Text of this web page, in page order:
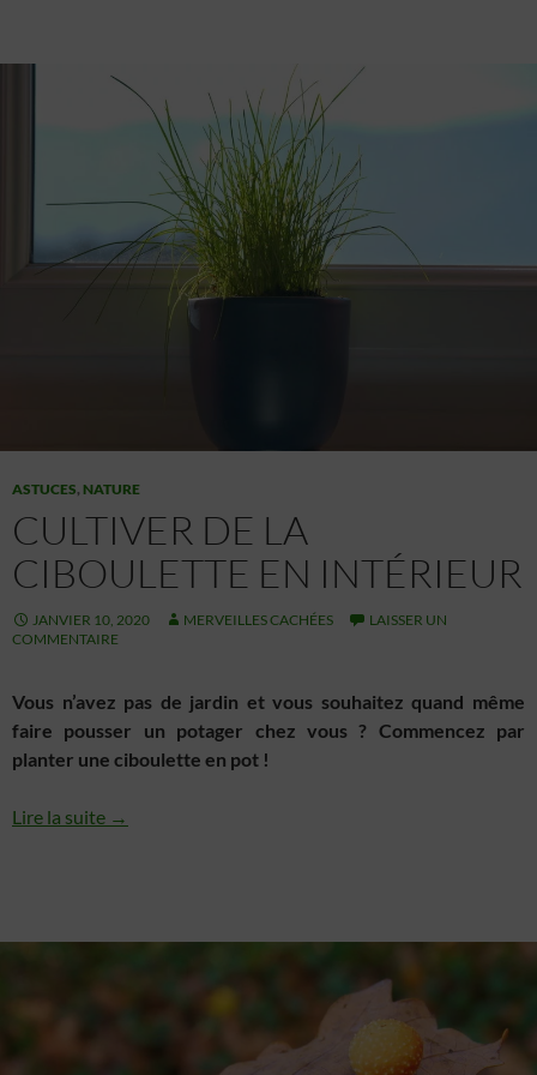
Mettre en correspondance et combiner des données à
partir d’autres sources de données, Relier différents
appareils, Identifier les appareils en fonction des
informations transmises automatiquement.
Utiliser des données de géolocalisation précises,
Identifier les appareils à partir des informations
demandées explicitement.
Assurer la sécurité, prévenir et détecter la
ASTUCES, NATURE
CULTIVER DE LA
CIBOULETTE EN INTÉRIEUR
JANVIER 10, 2020 MERVEILLES CACHÉES
LAISSER UN
COMMENTAIRE
Vous n’avez pas de jardin et vous souhaitez quand même
faire pousser un potager chez vous ? Commencez par
planter une ciboulette en pot !
Lire la suite →